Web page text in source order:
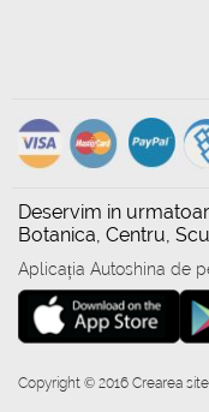
Deservim in
Botanica, Centru,
Aplicația Autoshina de
Copyright © 2016 Crearea